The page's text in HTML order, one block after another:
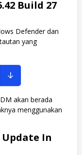
Build 27
Defender dan
yang
akan berada
menggunakan
Update In